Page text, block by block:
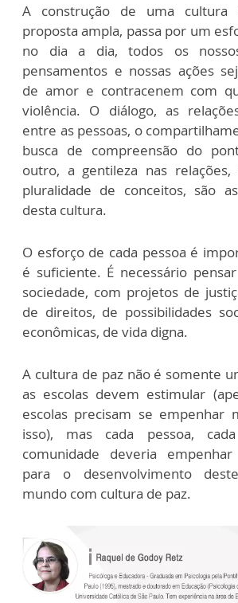
A construção de uma cultura
proposta ampla, passa por um
no dia a dia, todos os
pensamentos e nossas ações
de amor e contracenem com
violência. O diálogo, as
entre as pessoas, o
busca de compreensão do
outro, a gentileza nas relações,
pluralidade de conceitos, são
desta cultura.
O esforço de cada pessoa é
é suficiente. É necessário
sociedade, com projetos de
de direitos, de possibilidades
econômicas, de vida digna.
A cultura de paz não é somente
as escolas devem estimular
escolas precisam se empenhar
isso), mas cada pessoa,
comunidade deveria
para o desenvolvimento
mundo com cultura de paz.